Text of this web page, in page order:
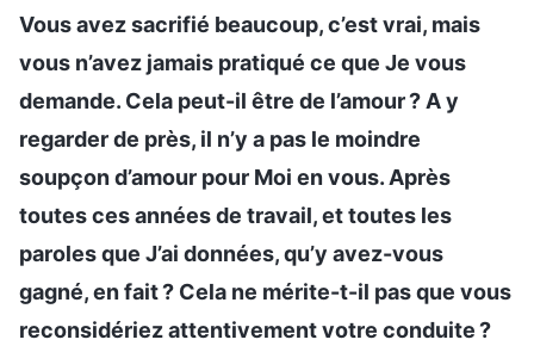
Vous avez sacrifié beaucoup, c’est vrai, mais
vous n’avez jamais pratiqué ce que Je vous
demande. Cela peut-il être de l’amour ? A y
regarder de près, il n’y a pas le moindre
soupçon d’amour pour Moi en vous. Après
toutes ces années de travail, et toutes les
paroles que J’ai données, qu’y avez-vous
gagné, en fait ? Cela ne mérite-t-il pas que vous
reconsidériez attentivement votre conduite ?